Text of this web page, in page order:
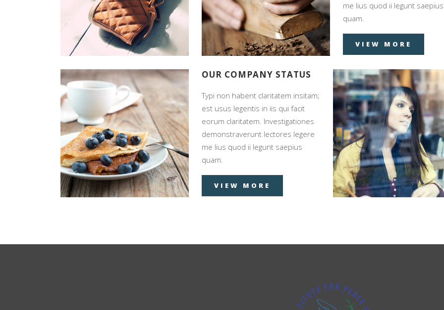
me lius quod ii legunt saepius
quam.
VIEW MORE
me lius quod ii legunt saepius
quam.
VIEW MORE
OUR COMPANY STATUS
Typi non habent claritatem insitam;
est usus legentis in iis qui facit
eorum claritatem. Investigationes
demonstraverunt lectores legere
me lius quod ii legunt saepius
quam.
VIEW MORE